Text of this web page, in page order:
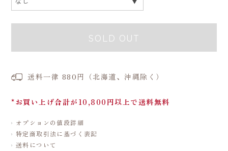
SOLD OUT
送料一律 880円（北海道、沖縄除く）
*お買い上げ合計が10,800円以上で送料無料
オプションの値段詳細
特定商取引法に基づく表記
送料について